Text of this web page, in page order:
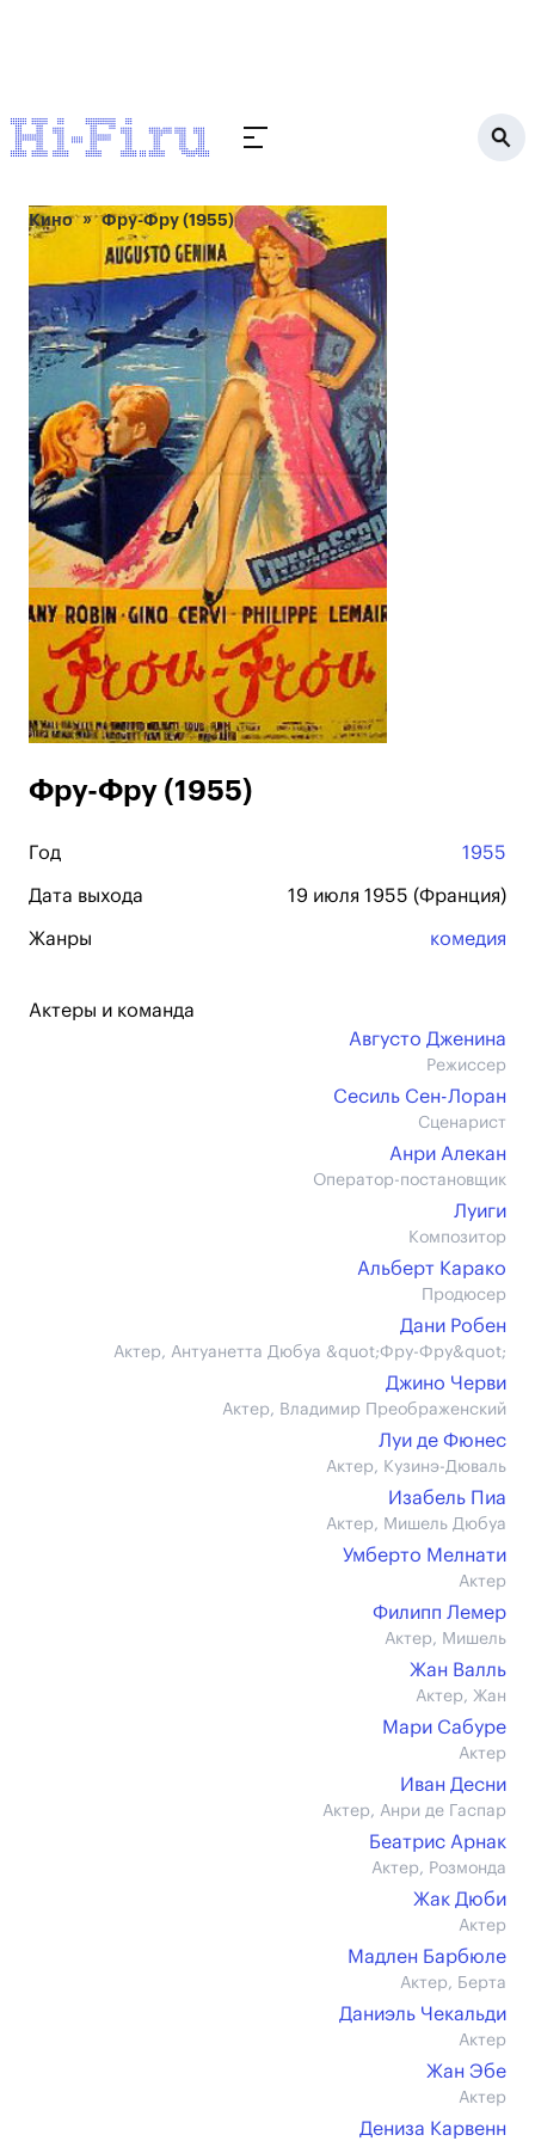
Кино Фру-Фру (1955)
Фру-Фру (1955)
Год 1955
Дата выхода 19 июля 1955 (Франция)
Жанры комедия
Актеры и команда
Августо Дженина
Режиссер
Сесиль Сен-Лоран
Сценарист
Анри Алекан
Оператор-постановщик
Луиги
Композитор
Альберт Карако
Продюсер
Дани Робен
Актер, Антуанетта Дюбуа &quot;Фру-Фру&quot;
Джино Черви
Актер, Владимир Преображенский
Луи де Фюнес
Актер, Кузинэ-Дюваль
Изабель Пиа
Актер, Мишель Дюбуа
Умберто Мелнати
Актер
Филипп Лемер
Актер, Мишель
Жан Валль
Актер, Жан
Мари Сабуре
Актер
Иван Десни
Актер, Анри де Гаспар
Беатрис Арнак
Актер, Розмонда
Жак Дюби
Актер
Мадлен Барбюле
Актер, Берта
Даниэль Чекальди
Актер
Жан Эбе
Актер
Дениза Карвенн